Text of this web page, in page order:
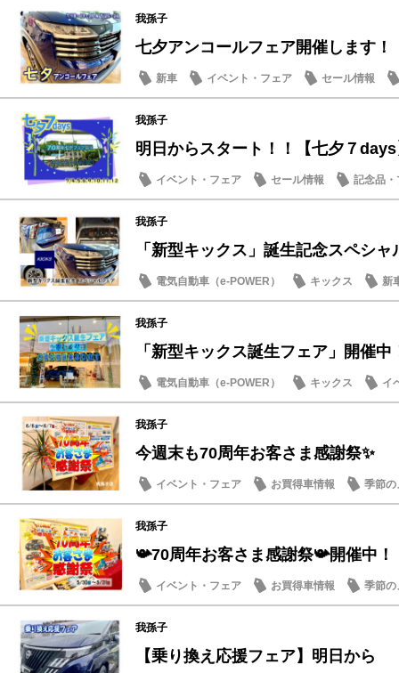
我孫子
七夕アンコールフェア開催します！
新車 イベント・フェア セール情報
我孫子
明日からスタート！！【七夕７
イベント・フェア セール情報
記念品・
日産のお店
我孫子
「新型キックス」誕生記念スペシ
電気自動車（e-POWER） キックス
新
試乗車・展示車
我孫子
「新型キックス誕生フェア」開催中
電気自動車（e-POWER） キックス
イ
新型車
我孫子
今週末も70周年お客さま感謝祭✨
イベント・フェア お買得車情報 季節の
我孫子
📯70周年お客さま感謝祭📯開催中！
イベント・フェア お買得車情報
季節の
メンテナンス商品
日産のお店
我孫子
【乗り換え応援フェア】明日から